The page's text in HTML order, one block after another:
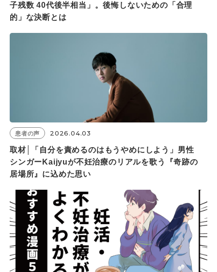
子残数 40代後半相当」。後悔しないための「合理
的」な決断とは
患者の声 2026.04.03
取材│「自分を責めるのはもうやめにしよう」男性
シンガーKaijyuが不妊治療のリアルを歌う『奇跡の
居場所』に込めた思い